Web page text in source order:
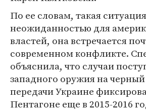
По ее словам, такая
неожиданностью для
властей, она встречается
современном конфликте.
объяснила, что случаи
западного оружия на
передачи Украине
Пентагоне еще в 2015-2016